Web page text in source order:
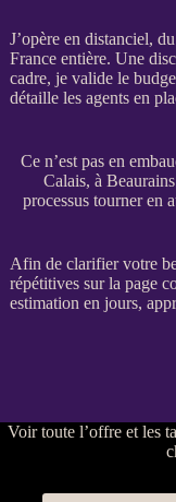
J’opère en distanciel,
France entière. Une
cadre, je valide le
détaille les agentsen
Ce n’est pas en
Calais, à
processus tourner en
Afin de clarifier votre
répétitives sur la page
estimation en jours,
Voirtoute l’offre et les